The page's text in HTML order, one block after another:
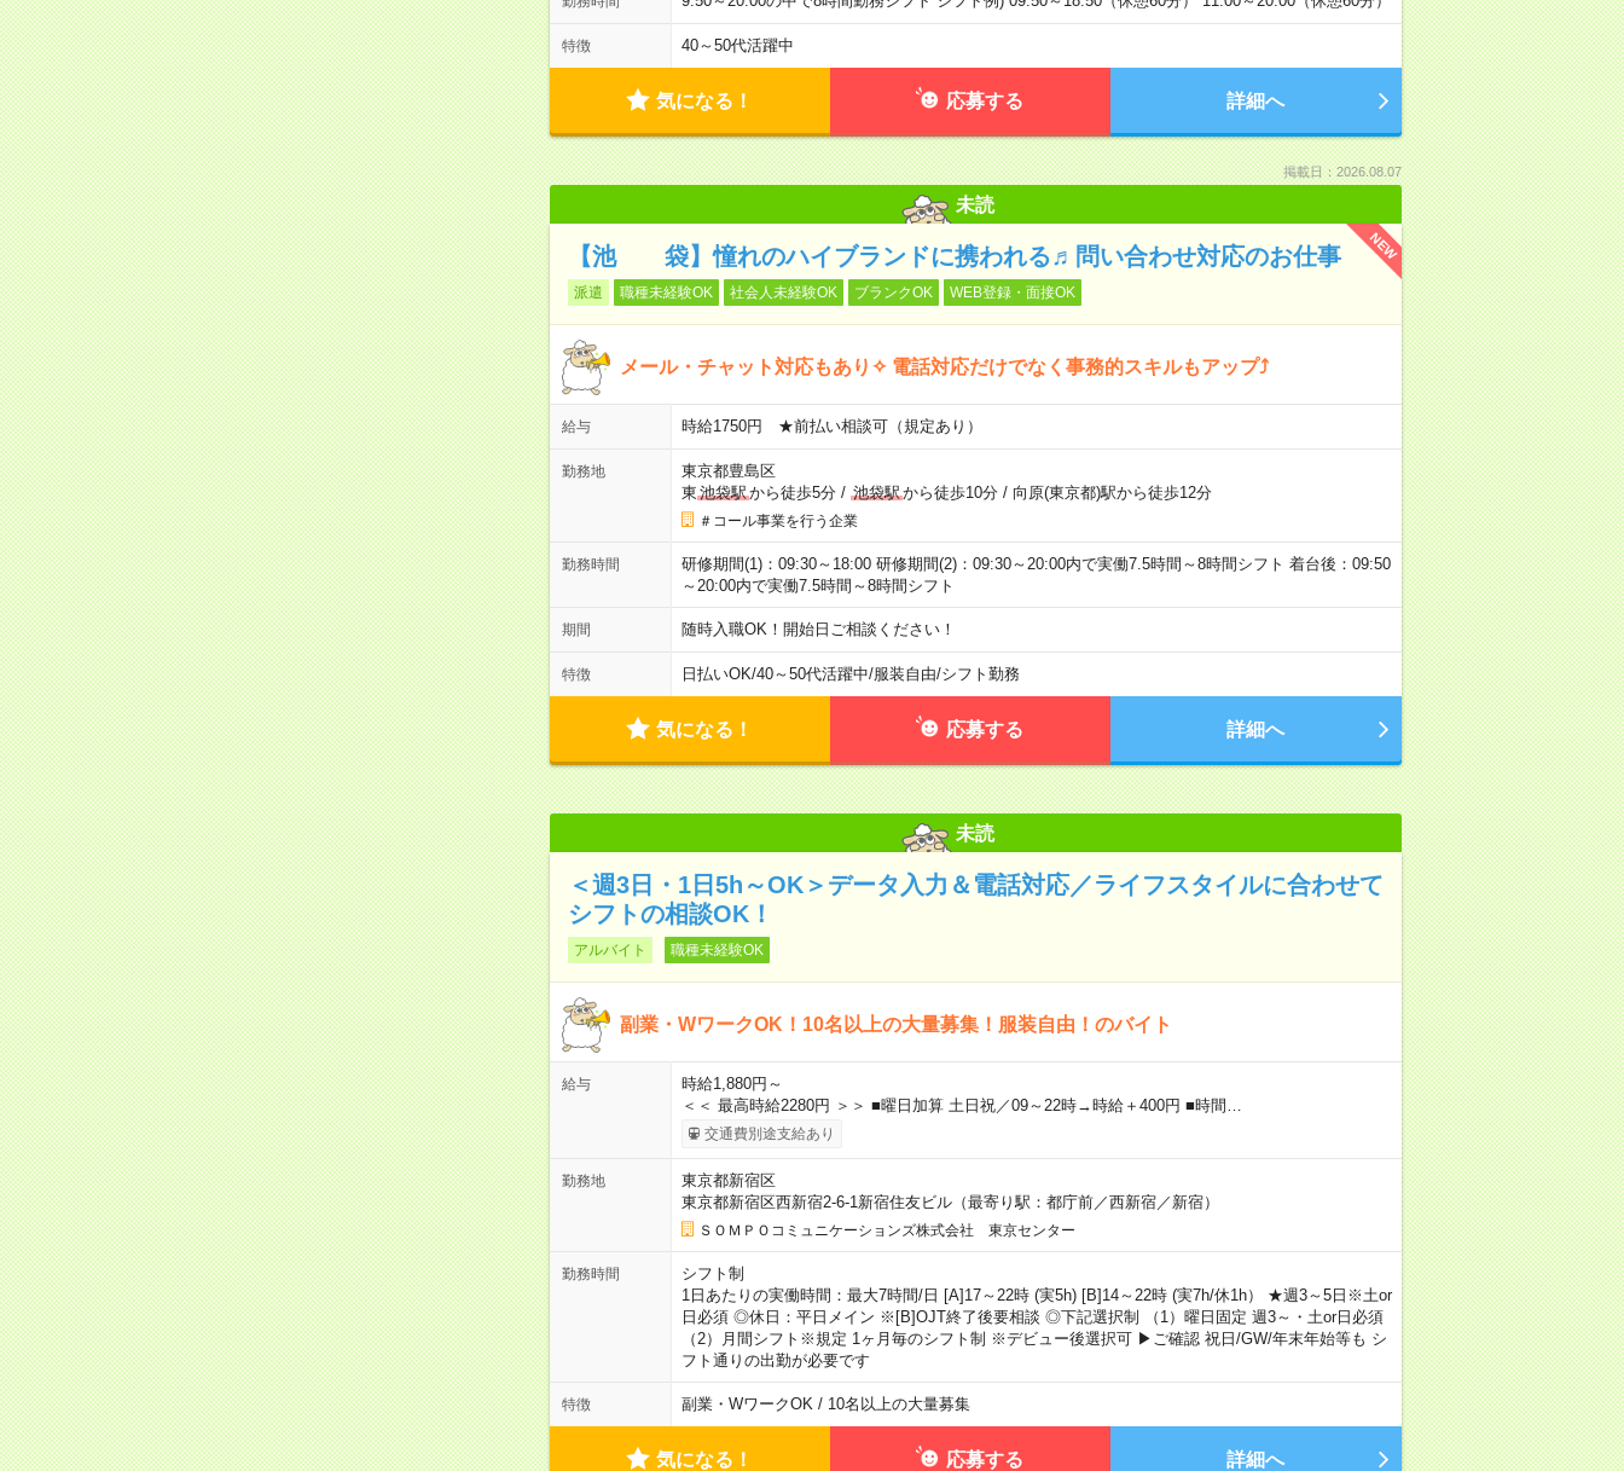
特徴 40～50代活躍中
気になる！ 応募する 詳細へ
掲載日：2026.08.07
未読
NEW
【池 袋】憧れのハイブランドに携われる♬問い合わせ対応のお仕事
派遣 職種未経験OK 社会人未経験OK ブランクOK WEB登録・面接OK
メール・チャット対応もあり✧ 電話対応だけでなく事務的スキルもアップ⤴
給与 時給1750円 ★前払い相談可（規定あり）
勤務地
東京都豊島区
東池袋駅から徒歩5分/ 池袋駅から徒歩10分/ 向原(東京都)駅から徒歩12分
＃コール事業を行う企業
勤務時間
研修期間(1)：09:30～18:00 研修期間(2)：09:30～20:00内で実働7.5時間～8時間シフト 着台後：09:50
～20:00内で実働7.5時間～8時間シフト
期間 随時入職OK！開始日ご相談ください！
特徴 日払いOK/40～50代活躍中/服装自由/シフト勤務
気になる！ 応募する 詳細へ
未読
＜週3日・1日5h～OK＞データ入力＆電話対応／ライフスタイルに合わせて
シフトの相談OK！
アルバイト 職種未経験OK
副業・WワークOK！10名以上の大量募集！服装自由！のバイト
給与
時給1,880円～
＜＜ 最高時給2280円 ＞＞ ■曜日加算 土日祝／09～22時→時給＋400円 ■時間…
交通費別途支給あり
勤務地
東京都新宿区
東京都新宿区西新宿2-6-1新宿住友ビル（最寄り駅：都庁前／西新宿／新宿）
ＳＯＭＰＯコミュニケーションズ株式会社 東京センター
勤務時間
シフト制
1日あたりの実働時間：最大7時間/日 [A]17～22時 (実5h) [B]14～22時 (実7h/休1h） ★週3～5日※土or
日必須 ◎休日：平日メイン ※[B]OJT終了後要相談 ◎下記選択制 （1）曜日固定 週3～・土or日必須
（2）月間シフト※規定 1ヶ月毎のシフト制 ※デビュー後選択可 ▶ご確認 祝日/GW/年末年始等も シ
フト通りの出勤が必要です
特徴 副業・WワークOK / 10名以上の大量募集
気になる！ 応募する 詳細へ